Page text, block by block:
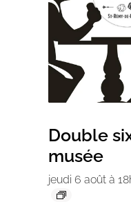
Double
musée
jeudi 6 août à